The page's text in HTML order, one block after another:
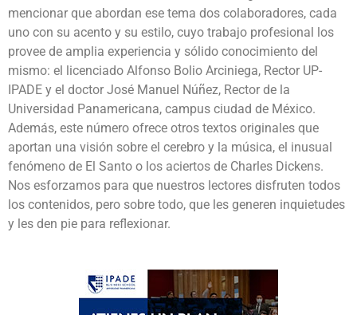
mencionar que abordan ese tema dos colaboradores, cada
uno con su acento y su estilo, cuyo trabajo profesional los
provee de amplia experiencia y sólido conocimiento del
mismo: el licenciado Alfonso Bolio Arciniega, Rector UP-
IPADE y el doctor José Manuel Núñez, Rector de la
Universidad Panamericana, campus ciudad de México.
Además, este número ofrece otros textos originales que
aportan una visión sobre el cerebro y la música, el inusual
fenómeno de El Santo o los aciertos de Charles Dickens.
Nos esforzamos para que nuestros lectores disfruten todos
los contenidos, pero sobre todo, que les generen inquietudes
y les den pie para reflexionar.